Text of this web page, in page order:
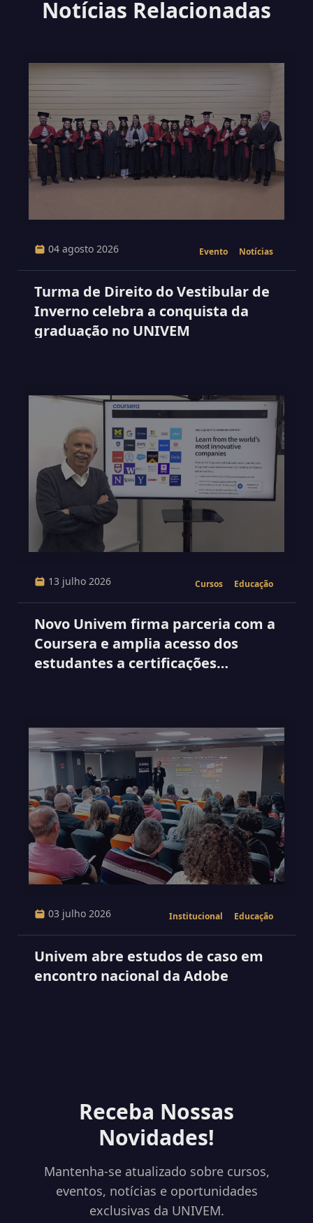
Notícias Relacionadas
04 agosto 2026 Evento Notícias
Turma de Direito do Vestibular de
Inverno celebra a conquista da
graduação no UNIVEM
13 julho 2026 Cursos Educação
Novo Univem firma parceria com a
Coursera e amplia acesso dos
estudantes a certificações
03 julho 2026 Institucional Educação
Univem abre estudos de caso em
encontro nacional da Adobe
Receba Nossas
Novidades!
Mantenha-se atualizado sobre cursos,
eventos, notícias e oportunidades
exclusivas da UNIVEM.